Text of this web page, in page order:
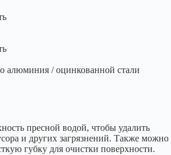
алюминия / оцинкованной стали
пресной водой, чтобы удалить
и других загрязнений. Также можно
губку для очистки поверхности.